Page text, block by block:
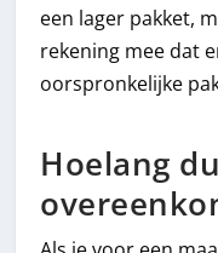
een lager pakket,
rekening mee dat
oorspronkelijke
Hoelang